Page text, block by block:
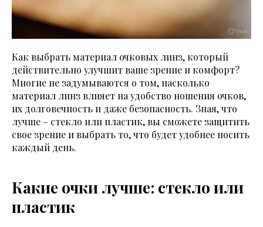
Как выбрать материал очковых линз, который
действительно улучшит ваше зрение и комфорт?
Многие не задумываются о том, насколько
материал линз влияет на удобство ношения очков,
их долговечность и даже безопасность. Зная, что
лучше – стекло или пластик, вы сможете защитить
свое зрение и выбрать то, что будет удобнее носить
каждый день.
Какие очки лучше: стекло или
пластик